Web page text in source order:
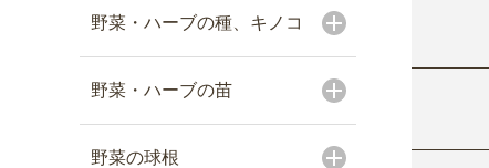
野菜・ハーブの種、キノコ
野菜・ハーブの苗
野菜の球根